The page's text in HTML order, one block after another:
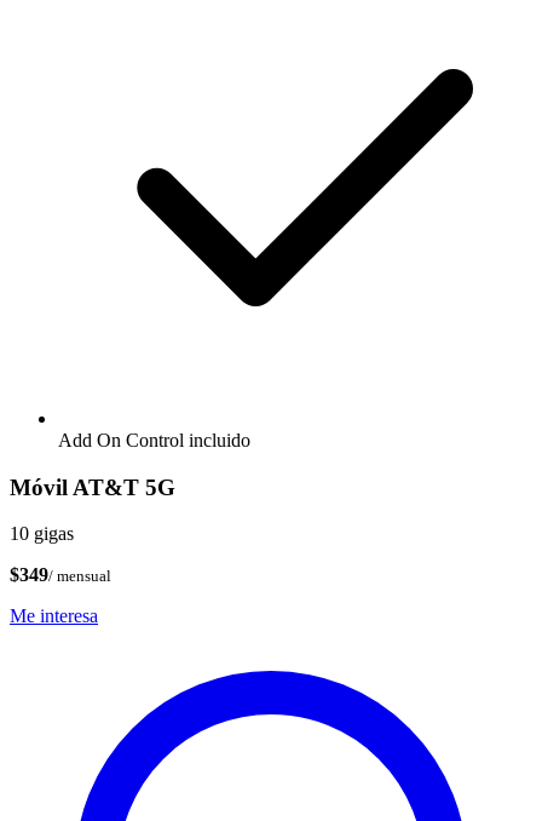
Add On Control incluido
Móvil AT&T 5G
10 gigas
$349/ mensual
Me interesa